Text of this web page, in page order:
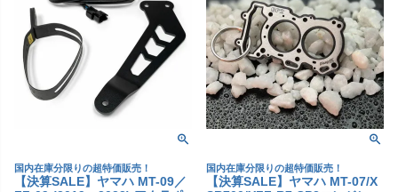
国内在庫分限りの超特価販売！
【決算SALE】ヤマハ MT-09／
国内在庫分限りの超特価販売！
【決算SALE】ヤマハ MT-07/X